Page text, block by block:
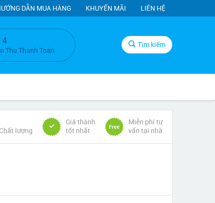
DẪN MUA HÀNG KHUYẾN MÃI LIÊN HỆ
4
Thu Thanh Toán
Tìm kiếm
lượng
Giá thành
tốt nhất
Free
Miễn phí tư
vấn tại nhà